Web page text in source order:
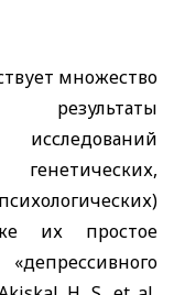
множество
генетических,
их простое